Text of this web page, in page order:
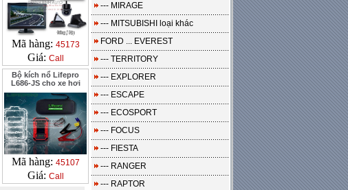
Mã hàng: 45173
Giá: Call
Bộ kích nổ Lifepro
L686-JS cho xe hơi
Mã hàng: 45107
Giá: Call
--- MIRAGE
--- MITSUBISHI loại khác
FORD ... EVEREST
--- TERRITORY
--- EXPLORER
--- ESCAPE
--- ECOSPORT
--- FOCUS
--- FIESTA
--- RANGER
--- RAPTOR